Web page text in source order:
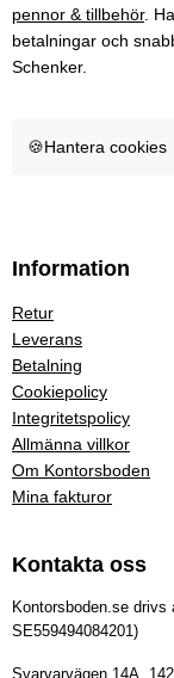
pennor & tillbehör.
betalningar och
Schenker.
🍪Hantera cookies
Information
Retur
Leverans
Betalning
Cookiepolicy
Integritetspolicy
Allmänna villkor
Om Kontorsboden
Mina fakturor
Kontakta oss
Kontorsboden.se drivs
SE559494084201)
Svarvarvägen 14A,